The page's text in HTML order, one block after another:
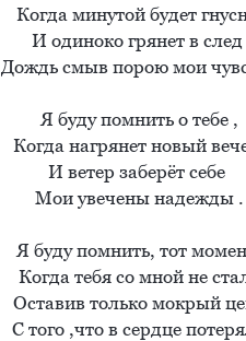
Когда минутой будет
И одиноко грянет в след
Дождь смыв порою мои
Я буду помнить о тебе ,
Когда нагрянет новый
И ветер заберёт себе
Мои увечены надежды .
Я буду помнить, тот
Когда тебя со мной не
Оставив только мокрый
С того ,что в сердце